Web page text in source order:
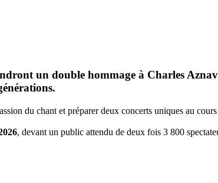
un double hommage à Charles
du chant et préparer deux concerts uniques au
, devant un public attendu de deux fois 3 800